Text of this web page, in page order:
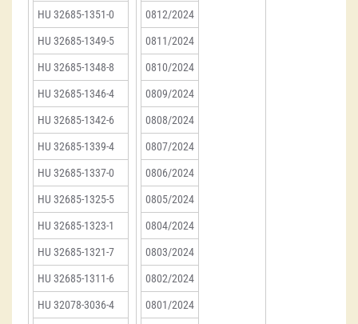
HU 32685-1351-0
HU 32685-1349-5
HU 32685-1348-8
HU 32685-1346-4
HU 32685-1342-6
HU 32685-1339-4
HU 32685-1337-0
HU 32685-1325-5
HU 32685-1323-1
HU 32685-1321-7
HU 32685-1311-6
HU 32078-3036-4
0812/2024
0811/2024
0810/2024
0809/2024
0808/2024
0807/2024
0806/2024
0805/2024
0804/2024
0803/2024
0802/2024
0801/2024